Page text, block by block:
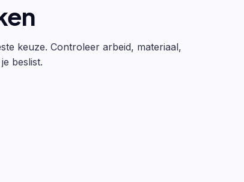
keuze. Controleer arbeid, materiaal,
beslist.